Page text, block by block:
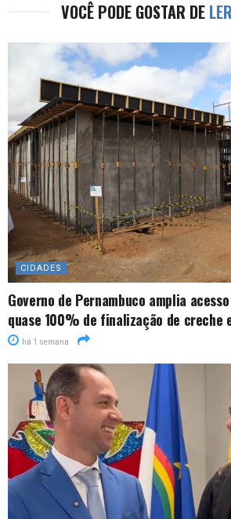
VOCÊ PODE GOSTAR DE
CIDADES
Governo de Pernambuco amplia
quase 100% de finalização de creche
há 1 semana